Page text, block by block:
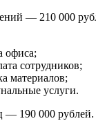
— 210 000
офиса;
сотрудников;
материалов;
услуги.
— 190 000 рублей.